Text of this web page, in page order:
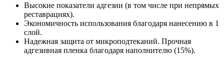
Высокие показатели адгезии (в том числе при непрямых
реставрациях).
Экономичность использования благодаря нанесению в 1
слой.
Надежная защита от микроподтеканий. Прочная
адгезивная пленка благодаря наполнителю (15%).